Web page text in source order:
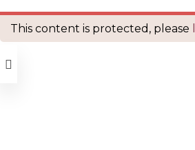
This content is protected, please